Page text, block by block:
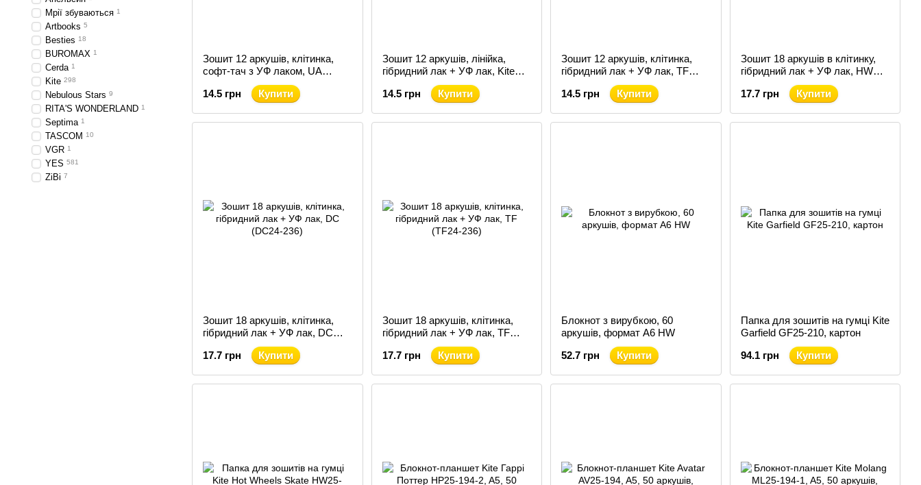
Зошит 12 аркушів, клітинка,
софт-тач з УФ лаком, UA
Красуні (K24-232-2)
14.5 грн
Купити
Зошит 12 аркушів, лінійка,
гібридний лак + УФ лак, Kite
Anime (K24-234-1)
14.5 грн
Купити
Зошит 12 аркушів, клітинка,
гібридний лак + УФ лак, TF
14.5 грн
Купити
Зошит 18 аркушів в клітинку,
гібридний лак + УФ лак, HW
(HW24-236)
17.7 грн
Купити
Зошит 18 аркушів, клітинка,
гібридний лак + УФ лак, DC
17.7 грн
Купити
Зошит 18 аркушів, клітинка,
гібридний лак + УФ лак, TF
17.7 грн
Купити
Блокнот з вирубкою, 60
аркушів, формат А6 HW
52.7 грн
Купити
Папка для зошитів на гумці Kite
Garfield GF25-210, картон
94.1 грн
Купити
Мрiї збуваються 1
Artbooks 5
Besties 18
BUROMAX 1
Cerda 1
Kite 298
Nebulous Stars 9
RITA'S WONDERLAND 1
Septima 1
TASCOM 10
VGR 1
YES 581
ZiBi 7